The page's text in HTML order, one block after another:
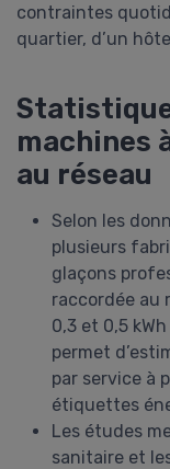
contraintes
quartier, d’un
machines
au réseau
Selon les
plusieurs
glaçons
raccordée au
0,3 et 0,5
permet
par service à
étiquettes
Les études
sanitaire et